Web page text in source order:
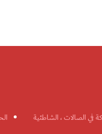
في الصالات ، الشاطئية